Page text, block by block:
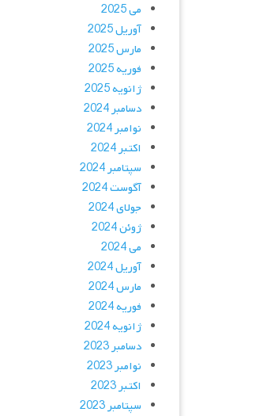
می 2025
آوریل 2025
مارس 2025
فوریه 2025
ژانویه 2025
دسامبر 2024
نوامبر 2024
اکتبر 2024
سپتامبر 2024
آگوست 2024
جولای 2024
ژوئن 2024
می 2024
آوریل 2024
مارس 2024
فوریه 2024
ژانویه 2024
دسامبر 2023
نوامبر 2023
اکتبر 2023
سپتامبر 2023